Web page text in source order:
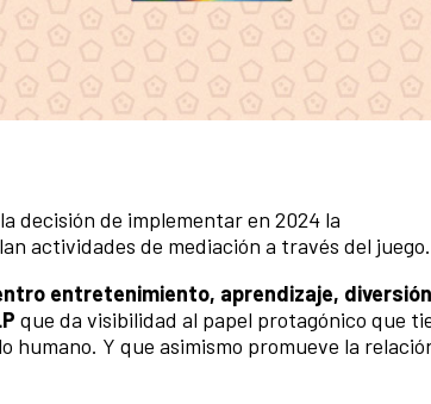
decisión de implementar en 2024 la
actividades de mediación a través del juego.
entretenimiento, aprendizaje,
que da visibilidad al papel protagónico que
humano. Y que asimismo promueve la